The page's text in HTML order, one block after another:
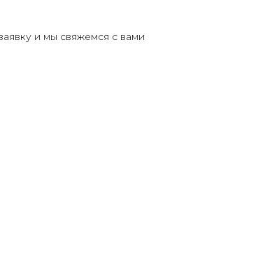
и мы свяжемся с вами